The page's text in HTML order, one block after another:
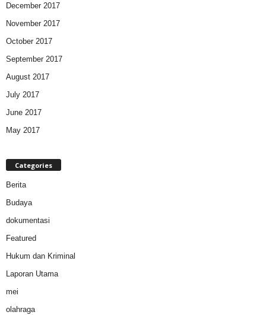
December 2017
November 2017
October 2017
September 2017
August 2017
July 2017
June 2017
May 2017
Categories
Berita
Budaya
dokumentasi
Featured
Hukum dan Kriminal
Laporan Utama
mei
olahraga